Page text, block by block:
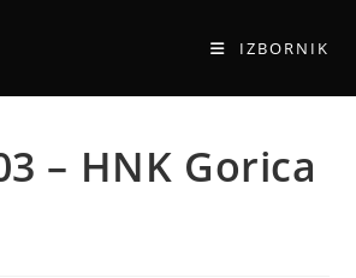
IZBORNIK
– HNK Gorica